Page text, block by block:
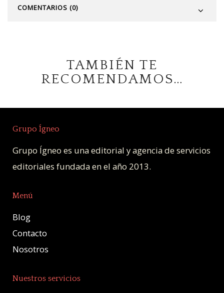
COMENTARIOS (0)
TAMBIÉN TE
RECOMENDAMOS…
Grupo Ígneo
Grupo Ígneo es una editorial y agencia de servicios
editoriales fundada en el año 2013.
Menú
Blog
Contacto
Nosotros
Nuestros servicios